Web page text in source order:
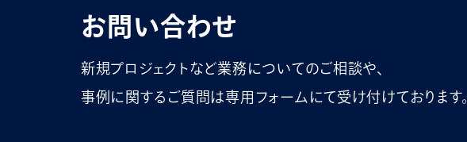
お問い合わせ
新規プロジェクトなど業務についてのご相談や、
事例に関するご質問は専用フォームにて受け付けております。